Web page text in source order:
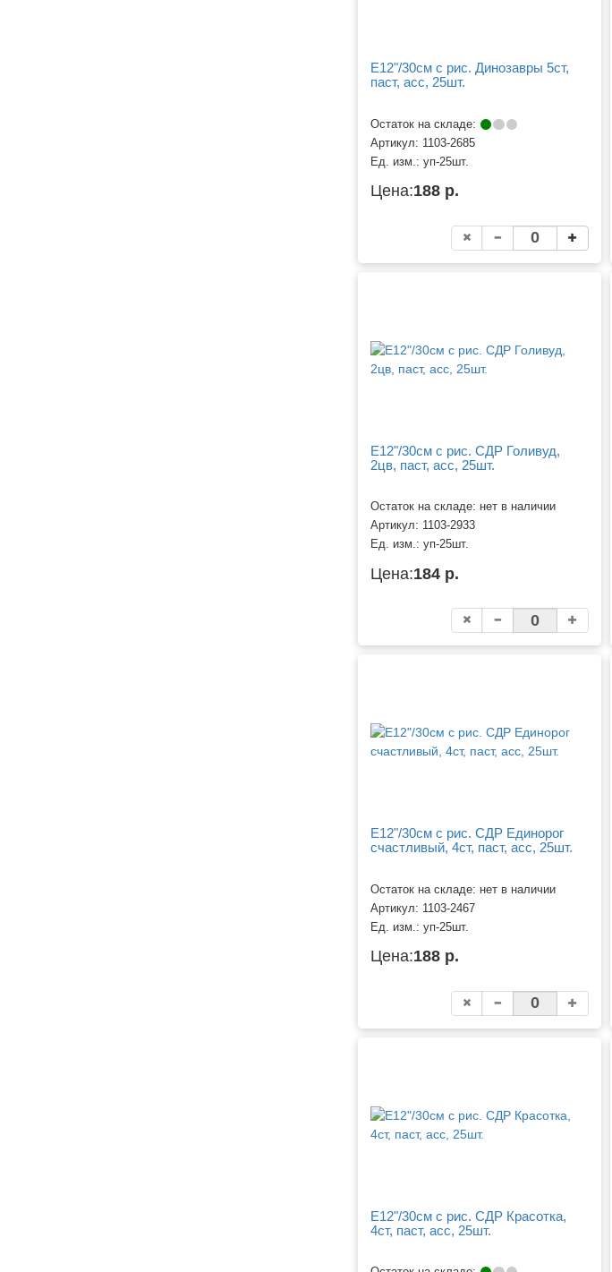
Е12"/30см с рис. Динозавры 5ст,
паст, асс, 25шт.
Остаток на складе:
Артикул: 1103-2685
Ед. изм.: уп-25шт.
Цена:188 р.
Е12"/30см с рис. СДР Голивуд,
2цв, паст, асс, 25шт.
Остаток на складе: нет в наличии
Артикул: 1103-2933
Ед. изм.: уп-25шт.
Цена:184 р.
Е12"/30см с рис. СДР Единорог
счастливый, 4ст, паст, асс, 25шт.
Остаток на складе: нет в наличии
Артикул: 1103-2467
Ед. изм.: уп-25шт.
Цена:188 р.
Е12"/30см с рис. СДР Красотка,
4ст, паст, асс, 25шт.